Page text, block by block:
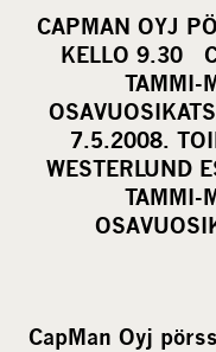
a
r
l
CAPMAN OYJ
KELLO 9.30
TAMMI-
7.5.2008.
WESTERLUND
TAMMI-
CapMan Oyj